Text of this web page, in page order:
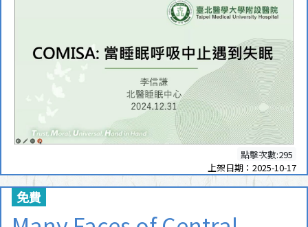
點擊次數:295
上架日期：2025-10-17
免費